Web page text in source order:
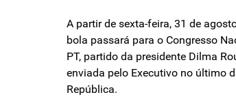
A partir de sexta-feira, 31 de
bola passará para o Congresso
PT, partido da presidente Dilma
enviada pelo Executivo no último
República.